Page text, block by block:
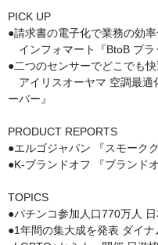
PICK UP
●請求書の電子化で業務の効
インフォマート『BtoB プラ
●二つのセンサーでどこでも
アイリスオーヤマ 空調最適
ーバー』
PRODUCT REPORTS
●エルゴジャパン 『スモークク
●K-ブランドオフ 『ブランドオ
TOPICS
●パチンコ参加人口770万人
●1年間の集大成を発表 ダイ